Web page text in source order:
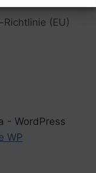
Richtlinie (EU)
- WordPress
WP